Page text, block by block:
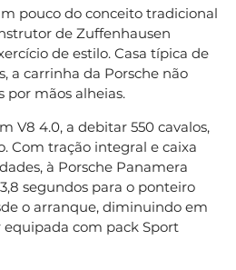
pouco do conceito tradicional
de Zuffenhausen
de estilo. Casa típica de
a carrinha da Porsche não
por mãos alheias.
V8 4.0, a debitar 550 cavalos,
Com tração integral e caixa
à Porsche Panamera
segundos para o ponteiro
o arranque, diminuindo em
equipada com pack Sport